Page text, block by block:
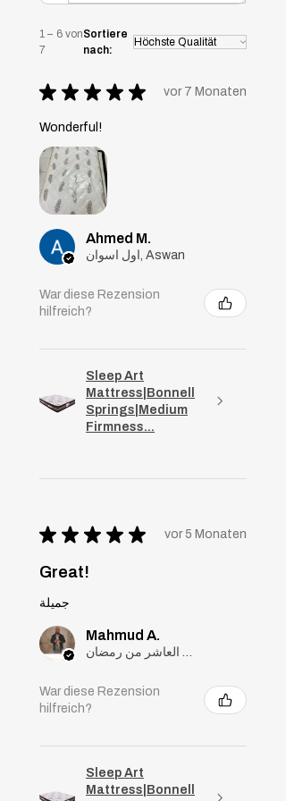
sorgen für eine angemessene
Luftzirkulation, halten die
Temperatur stabil und verhindern,
absorbiert.
1 – 6 von
7
Sortiere
nach:
★ ★ ★ ★ ★ vor 7 Monaten
Wonderful!
Ahmed M.
اول اسوان, Aswan
War diese Rezension
hilfreich?
Sleep Art
Mattress|Bonnell
Springs|Medium
Firmness...
★ ★ ★ ★ ★ vor 5 Monaten
Great!
جميلة
Mahmud A.
War diese Rezension
hilfreich?
Sleep Art
Mattress|Bonnell